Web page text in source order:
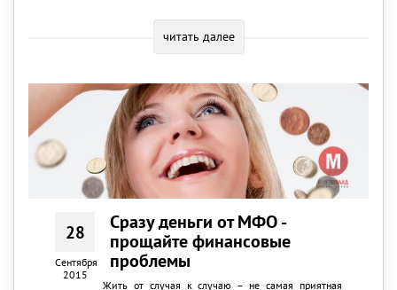
читать далее
28
Сентября
2015
Сразу деньги от МФО -
прощайте финансовые
проблемы
Жить от случая к случаю – не самая приятная